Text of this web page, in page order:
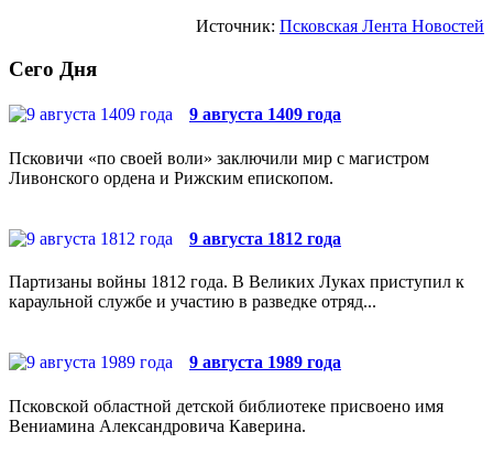
Источник: Псковская Лента Новостей
Сего Дня
9 августа 1409 года
Псковичи «по своей воли» заключили мир с магистром
Ливонского ордена и Рижским епископом.
9 августа 1812 года
Партизаны войны 1812 года. В Великих Луках приступил к
караульной службе и участию в разведке отряд...
9 августа 1989 года
Псковской областной детской библиотеке присвоено имя
Вениамина Александровича Каверина.